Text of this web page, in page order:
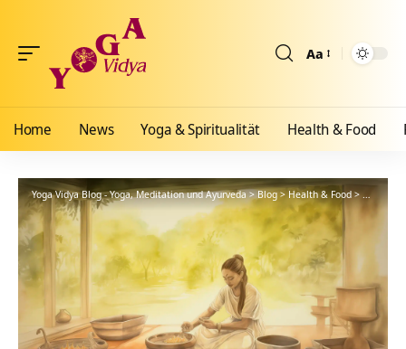
Aa
Home News Yoga & Spiritualität Health & Food
Yoga Vidya Blog - Yoga, Meditation und Ayurveda>Blog>Health & Food>Ayurveda